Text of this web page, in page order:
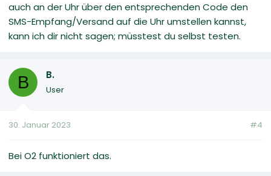
auch an der Uhr über den entsprechenden Code den
SMS-Empfang/Versand auf die Uhr umstellen kannst,
kann ich dir nicht sagen; müsstest du selbst testen.
B B.
User
30. Januar 2023 #4
Bei O2 funktioniert das.